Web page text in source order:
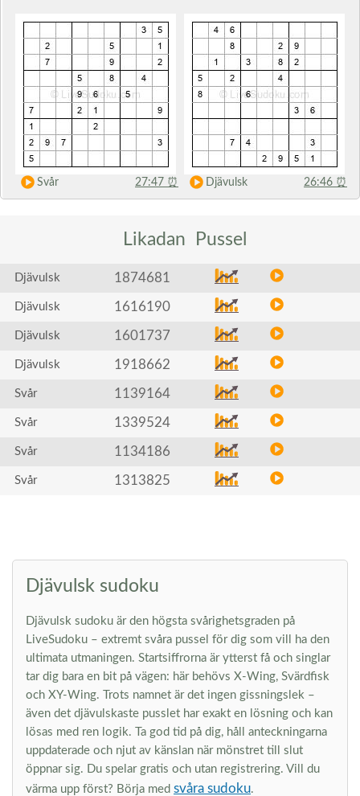
Svår 27:47 ⏰ Djävulsk 26:46 ⏰
Likadan Pussel
Djävulsk 1874681
Djävulsk 1616190
Djävulsk 1601737
Djävulsk 1918662
Svår 1139164
Svår 1339524
Svår 1134186
Svår 1313825
Djävulsk sudoku
Djävulsk sudoku är den högsta svårighetsgraden på
LiveSudoku – extremt svåra pussel för dig som vill ha den
ultimata utmaningen. Startsiffrorna är ytterst få och singlar
tar dig bara en bit på vägen: här behövs X-Wing, Svärdfisk
och XY-Wing. Trots namnet är det ingen gissningslek –
även det djävulskaste pusslet har exakt en lösning och kan
lösas med ren logik. Ta god tid på dig, håll anteckningarna
uppdaterade och njut av känslan när mönstret till slut
öppnar sig. Du spelar gratis och utan registrering. Vill du
värma upp först? Börja med svåra sudoku.